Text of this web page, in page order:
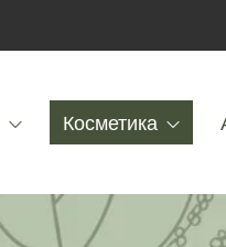
Косметика